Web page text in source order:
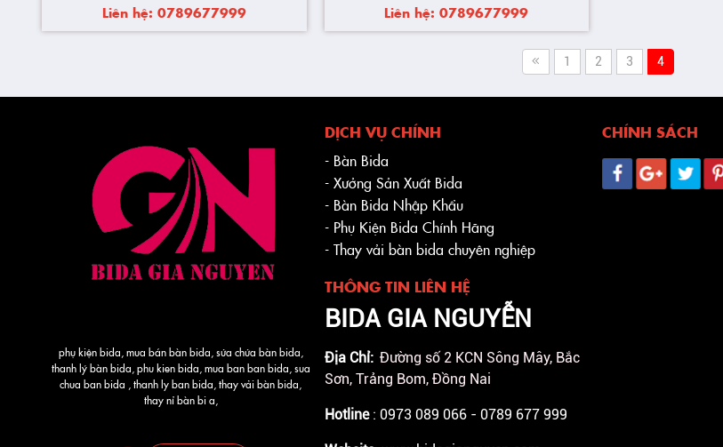
Liên hệ: 0789677999 Liên hệ: 0789677999
1 2 3 4
phụ kiện bida, mua bán bàn bida, sửa chửa bàn bida,
thanh lý bàn bida, phu kien bida, mua ban ban bida, sua
chua ban bida , thanh ly ban bida, thay vải bàn bida,
thay nỉ bàn bi a,
DỊCH VỤ CHÍNH
- Bàn Bida
- Xưởng Sản Xuất Bida
- Bàn Bida Nhập Khẩu
- Phụ Kiện Bida Chính Hãng
- Thay vải bàn bida chuyên nghiệp
THÔNG TIN LIÊN HỆ
BIDA GIA NGUYỄN
Địa Chỉ: Đường số 2 KCN Sông Mây, Bắc
Sơn, Trảng Bom, Đồng Nai
Hotline : 0973 089 066 - 0789 677 999
CHÍNH SÁCH